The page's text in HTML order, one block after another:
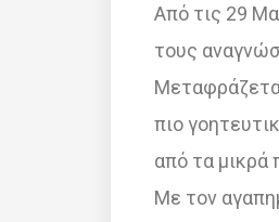
Από τις 29
τους
πιο
από τα μικρά
Με τον